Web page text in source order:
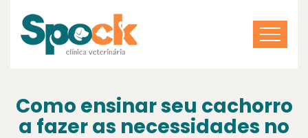
Como ensinar seu cachorro
a fazer as necessidades no